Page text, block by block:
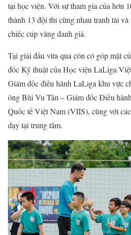
tại học viện. Với sự tham gia của hơn
thành 13 đội thi cùng nhau tranh tài
chiếc cúp vàng danh giá.
Tại giải đấu vừa qua còn có góp mặt
đốc Kỹ thuật của Học viện LaLiga
Giám đốc điều hành LaLiga khu vực
ôngBùi Vu Tân – Giám đốc Điều
Quốc tế Việt Nam (VIIS), cùng với
dạy tại trung tâm.